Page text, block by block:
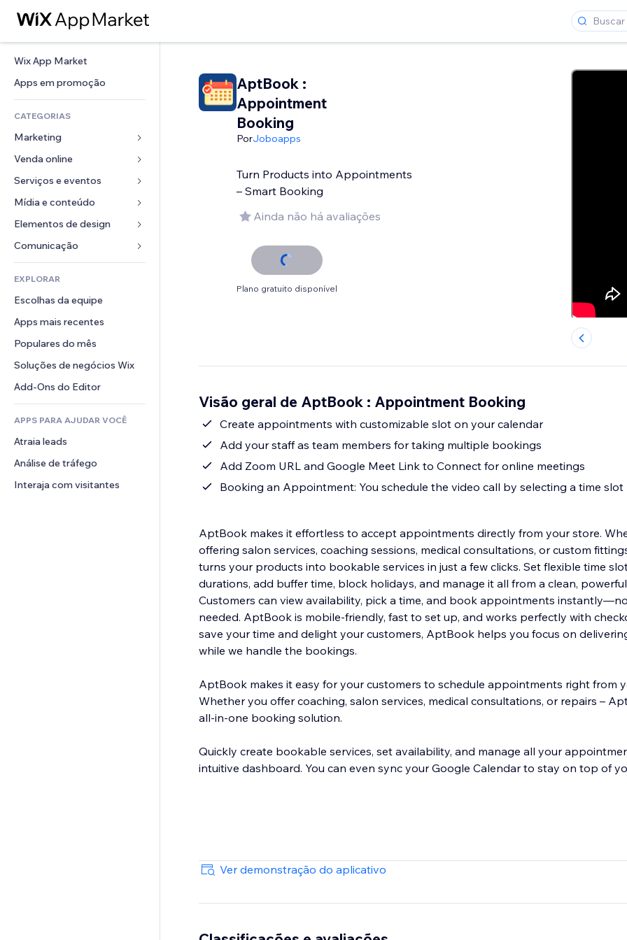
Wix App Market
Apps em promoção
CATEGORIAS
Marketing
Anúncios
Mobile
Análises
Listas do site
Email
Venda online
Apps para lojas
Frete e entrega
Botões de venda
Contabilidade
Cupons e fidelidade
Soluções de armazenamento
Serviços e eventos
Hotéis
Eventos
Restaurantes
Imobiliária
Meus agendamentos
Mídia e conteúdo
Galeria
Músicas
Podcasts
Fotografia
Vídeo
PDF
Compartilhamento de arquivos
Notícias
Elementos de design
Mapas e navegação
Privacidade e segurança
Relógio
Templates de página
Efeitos de imagem
Botões e menus
Banners e selos
Calculadoras
Busca
Previsão do tempo
Tabelas e gráficos
Formulários
Enquetes
Chat
Comentários
Telefone
Comunidade
Avaliações e depoimentos
CRM
EXPLORAR
Escolhas da equipe
Apps mais recentes
Populares do mês
Soluções de negócios Wix
Add-Ons do Editor
APPS PARA AJUDAR VOCÊ
Atraia leads
Análise de tráfego
Interaja com visitantes
AptBook :
Appointment
Booking
PorJoboapps
Turn Products into Appointments
– Smart Booking
Ainda não há avaliações
Plano gratuito disponível
Visão geral de AptBook : Appointment Booking
Create appointments with customizable slot on your calendar
Add your staff as team members for taking multiple bookings
Add Zoom URL and Google Meet Link to Connect for online meetings
Booking an Appointment: You schedule the video call by selecting a time slot
AptBook makes it effortless to accept appointments directly from your store. Whether you're
offering salon services, coaching sessions, medical consultations, or custom
turns your products into bookable services in just a few clicks. Set flexible time
durations, add buffer time, block holidays, and manage it all from a clean,
Customers can view availability, pick a time, and book appointments
needed. AptBook is mobile-friendly, fast to set up, and works perfectly with
save your time and delight your customers, AptBook helps you focus on
while we handle the bookings.
AptBook makes it easy for your customers to schedule appointments right from
Whether you offer coaching, salon services, medical consultations, or repairs –
all-in-one booking solution.
Quickly create bookable services, set availability, and manage all your
intuitive dashboard. You can even sync your Google Calendar to stay on top of
Ver demonstração do aplicativo